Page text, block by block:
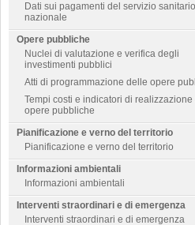
Dati sui pagamenti del servizio sanitario
nazionale
Opere pubbliche
Nuclei di valutazione e verifica degli
investimenti pubblici
Atti di programmazione delle opere
Tempi costi e indicatori di realizzazione
opere pubbliche
Pianificazione e verno del territorio
Pianificazione e verno del territorio
Informazioni ambientali
Informazioni ambientali
Interventi straordinari e di emergenza
Interventi straordinari e di emergenza